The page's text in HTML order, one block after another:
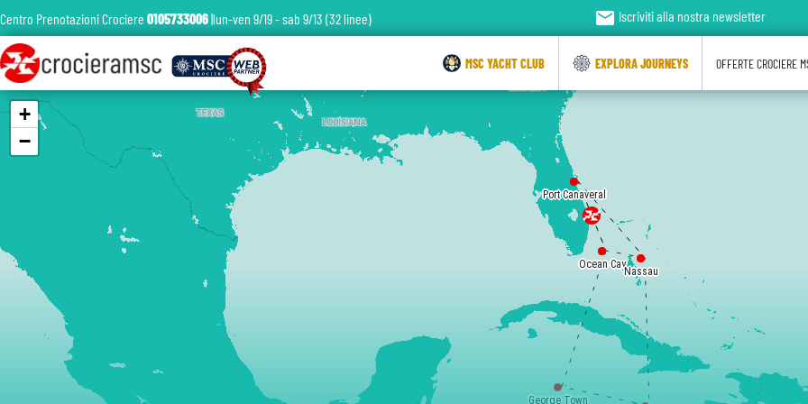
Port Canaveral
Nassau
Ocean Cay
Port Canaveral
Nassau
George Town
Ocean Cay
+
−
Centro Prenotazioni Crociere 0105733006|lun-ven 9/19 - sab 9/13 (32 linee) email Iscriviti alla nostra newsletter
MSC YACHT CLUB EXPLORA JOURNEYS OFFERTE CROCIERE